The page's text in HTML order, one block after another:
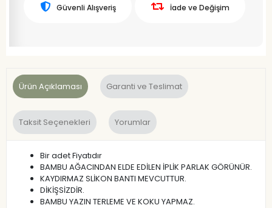
Güvenli Alışveriş İade ve Değişim
Ürün Açıklaması Garanti ve Teslimat
Taksit Seçenekleri Yorumlar
Bir adet Fiyatıdır
BAMBU AĞACINDAN ELDE EDİLEN İPLİK PARLAK GÖRÜNÜR.
KAYDIRMAZ SLİKON BANTI MEVCUTTUR.
DİKİŞSİZDİR.
BAMBU YAZIN TERLEME VE KOKU YAPMAZ.